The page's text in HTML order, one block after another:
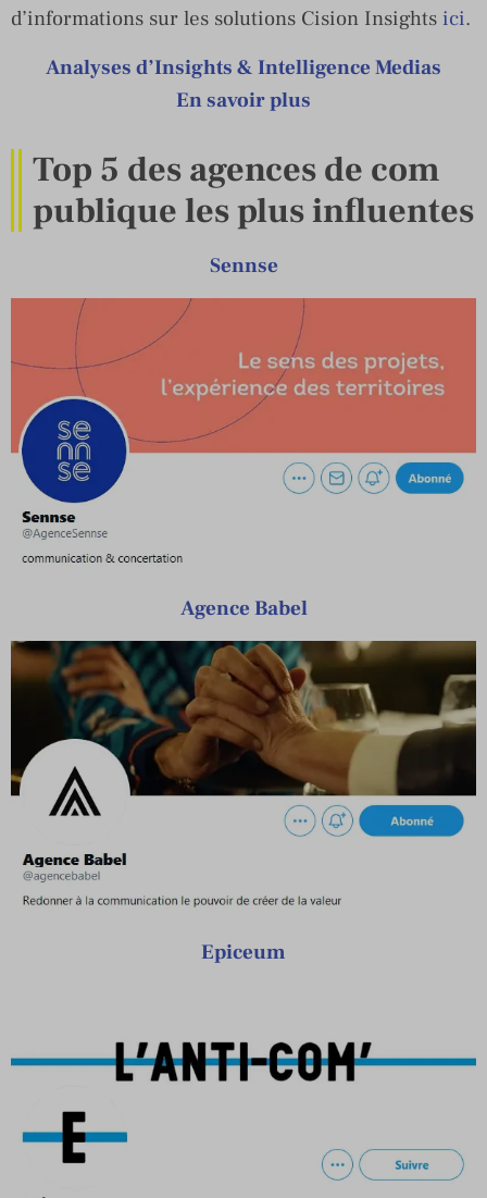
d’informations sur les solutions Cision Insights ici.
Analyses d’Insights & Intelligence Medias
En savoir plus
Top 5 des agences de com
publique les plus influentes
Sennse
Agence Babel
Epiceum